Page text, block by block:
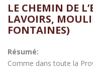
LE CHEMIN DE
LAVOIRS,
FONTAINES)
Résumé:
Comme dans toute la